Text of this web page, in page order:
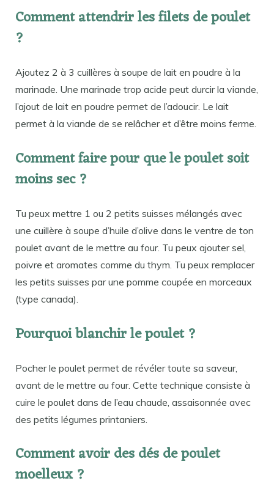
Comment attendrir les filets de poulet
?
Ajoutez 2 à 3 cuillères à soupe de lait en poudre à la
marinade. Une marinade trop acide peut durcir la viande,
l’ajout de lait en poudre permet de l’adoucir. Le lait
permet à la viande de se relâcher et d’être moins ferme.
Comment faire pour que le poulet soit
moins sec ?
Tu peux mettre 1 ou 2 petits suisses mélangés avec
une cuillère à soupe d’huile d’olive dans le ventre de ton
poulet avant de le mettre au four. Tu peux ajouter sel,
poivre et aromates comme du thym. Tu peux remplacer
les petits suisses par une pomme coupée en morceaux
(type canada).
Pourquoi blanchir le poulet ?
Pocher le poulet permet de révéler toute sa saveur,
avant de le mettre au four. Cette technique consiste à
cuire le poulet dans de l’eau chaude, assaisonnée avec
des petits légumes printaniers.
Comment avoir des dés de poulet
moelleux ?